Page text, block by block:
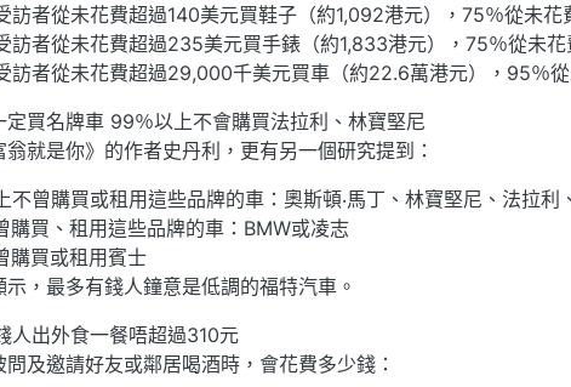
訪者從未花費超過140美元買鞋子（約1,092港元），75％從未花
訪者從未花費超過235美元買手錶（約1,833港元），75％從未花
訪者從未花費超過29,000千美元買車（約22.6萬港元），95％
定買名牌車 99％以上不會購買法拉利、林寶堅尼
翁就是你》的作者史丹利，更有另一個研究提到：
不曾購買或租用這些品牌的車：奧斯頓‧馬丁、林寶堅尼、法拉利
購買、租用這些品牌的車：BMW或凌志
購買或租用賓士
示，最多有錢人鐘意是低調的福特汽車。
人出外食一餐唔超過310元
問及邀請好友或鄰居喝酒時，會花費多少錢：